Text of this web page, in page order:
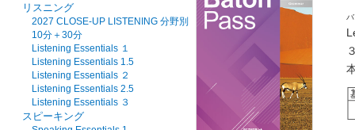
リスニング
2027 CLOSE-UP LISTENING 分野別
10分＋30分
Listening Essentials １
Listening Essentials 1.5
Listening Essentials ２
Listening Essentials 2.5
Listening Essentials ３
スピーキング